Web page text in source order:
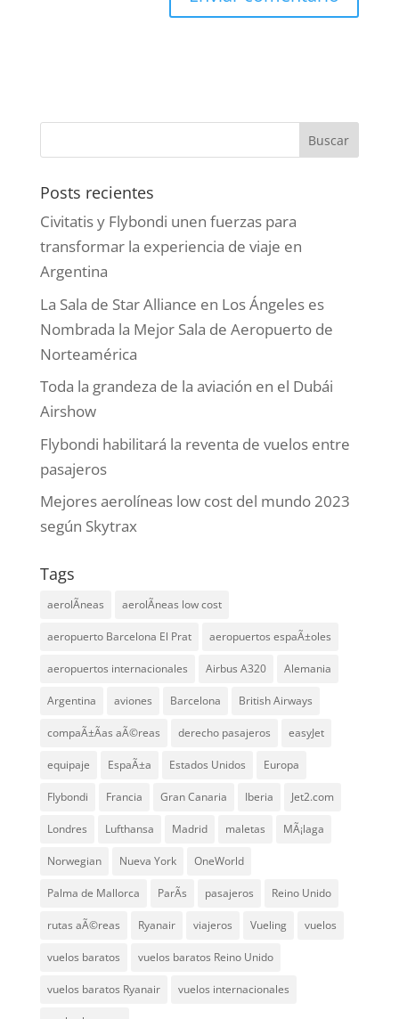
Posts recientes
Civitatis y Flybondi unen fuerzas para
transformar la experiencia de viaje en
Argentina
La Sala de Star Alliance en Los Ángeles es
Nombrada la Mejor Sala de Aeropuerto de
Norteamérica
Toda la grandeza de la aviación en el Dubái
Airshow
Flybondi habilitará la reventa de vuelos entre
pasajeros
Mejores aerolíneas low cost del mundo 2023
según Skytrax
Tags
aerolÃ­neas aerolÃ­neas low cost
aeropuerto Barcelona El Prat aeropuertos espaÃ±oles
aeropuertos internacionales Airbus A320 Alemania
Argentina aviones Barcelona British Airways
compaÃ±Ã­as aÃ©reas derecho pasajeros easyJet
equipaje EspaÃ±a Estados Unidos Europa
Flybondi Francia Gran Canaria Iberia Jet2.com
Londres Lufthansa Madrid maletas MÃ¡laga
Norwegian Nueva York OneWorld
Palma de Mallorca ParÃ­s pasajeros Reino Unido
rutas aÃ©reas Ryanair viajeros Vueling vuelos
vuelos baratos vuelos baratos Reino Unido
vuelos baratos Ryanair vuelos internacionales